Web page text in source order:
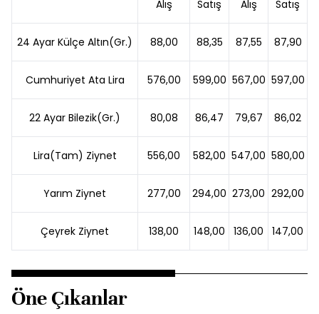
Alış Satış Alış Satış
24 Ayar Külçe Altın(Gr.) 88,00 88,35 87,55 87,90
Cumhuriyet Ata Lira 576,00 599,00 567,00 597,00
22 Ayar Bilezik(Gr.) 80,08 86,47 79,67 86,02
Lira(Tam) Ziynet 556,00 582,00 547,00 580,00
Yarım Ziynet 277,00 294,00 273,00 292,00
Çeyrek Ziynet 138,00 148,00 136,00 147,00
Öne Çıkanlar